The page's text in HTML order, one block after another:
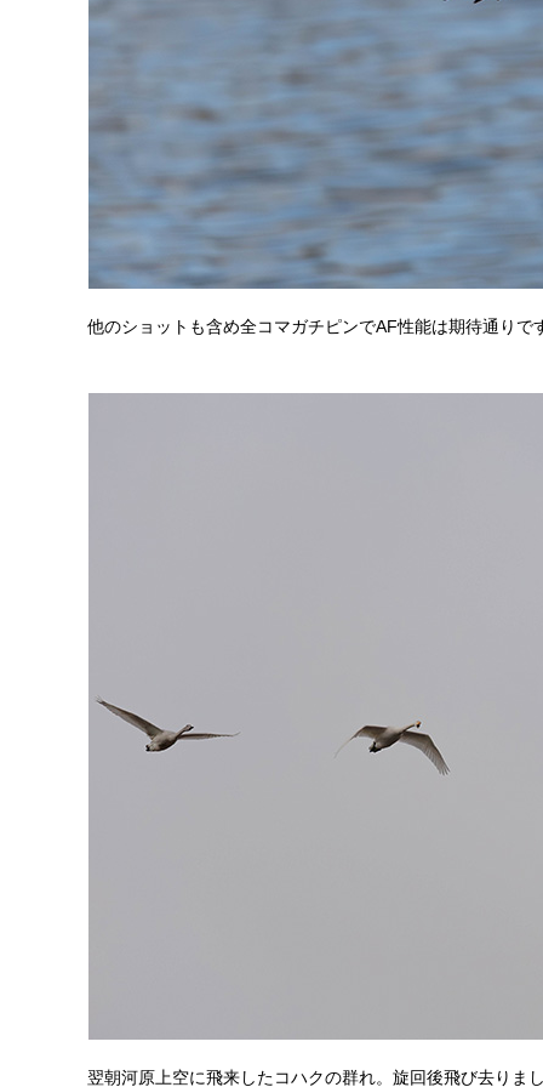
他のショットも含め全コマガチピンでAF性能は期待通りで
翌朝河原上空に飛来したコハクの群れ。旋回後飛び去りま